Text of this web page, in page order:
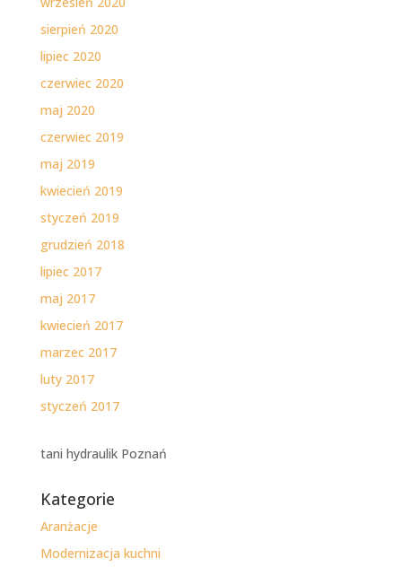
sierpień 2020
lipiec 2020
czerwiec 2020
maj 2020
czerwiec 2019
maj 2019
kwiecień 2019
styczeń 2019
grudzień 2018
lipiec 2017
maj 2017
kwiecień 2017
marzec 2017
luty 2017
styczeń 2017
tani hydraulik Poznań
Kategorie
Aranżacje
Modernizacja kuchni